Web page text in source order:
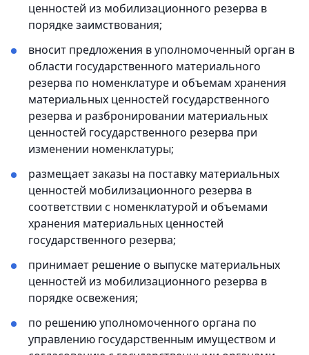
ценностей из мобилизационного резерва в
порядке заимствования;
вносит предложения в уполномоченный орган в
области государственного материального
резерва по номенклатуре и объемам хранения
материальных ценностей государственного
резерва и разбронировании материальных
ценностей государственного резерва при
изменении номенклатуры;
размещает заказы на поставку материальных
ценностей мобилизационного резерва в
соответствии с номенклатурой и объемами
хранения материальных ценностей
государственного резерва;
принимает решение о выпуске материальных
ценностей из мобилизационного резерва в
порядке освежения;
по решению уполномоченного органа по
управлению государственным имуществом и